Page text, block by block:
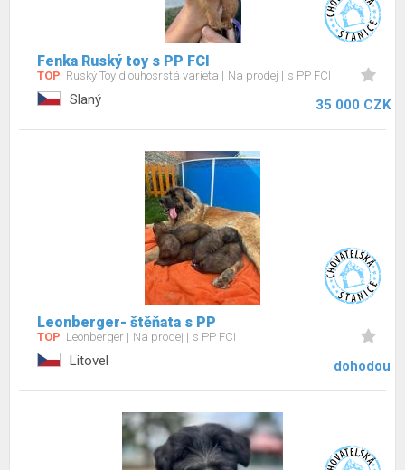
Fenka Ruský toy s PP FCI
TOP Ruský Toy dlouhosrstá varieta Na prodej s PP FCI
Slaný 35 000 CZK
Leonberger- štěňata s PP
TOP Leonberger Na prodej s PP FCI
Litovel dohodou